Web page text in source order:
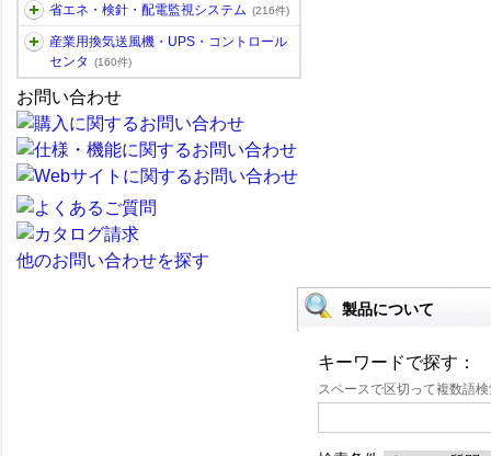
省エネ・検針・配電監視システム (216件)
産業用換気送風機・UPS・コントロール
センタ
(160件)
お問い合わせ
他のお問い合わせを探す
製品について
キーワードで探す：
スペースで区切って複数語